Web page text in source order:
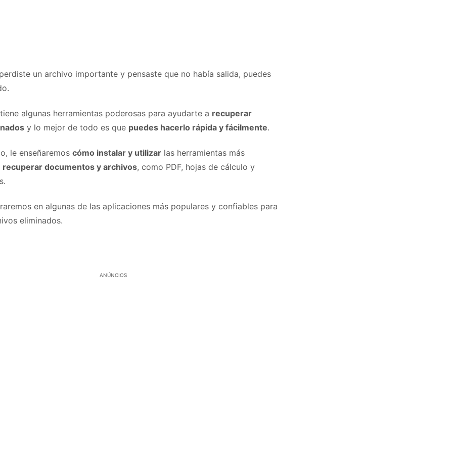
un archivo importante y pensaste que no había salida, puedes
algunas herramientas poderosas para ayudarte a recuperar
y lo mejor de todo es que puedes hacerlo rápida y fácilmente.
le enseñaremos cómo instalar y utilizar las herramientas más
recuperar documentos y archivos, como PDF, hojas de cálculo y
en algunas de las aplicaciones más populares y confiables para
eliminados.
ANÚNCIOS